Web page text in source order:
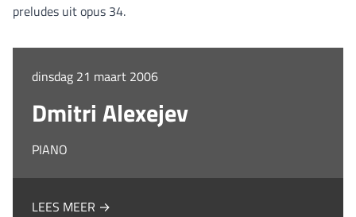
preludes uit opus 34.
dinsdag 21 maart 2006
Dmitri Alexejev
PIANO
LEES MEER →